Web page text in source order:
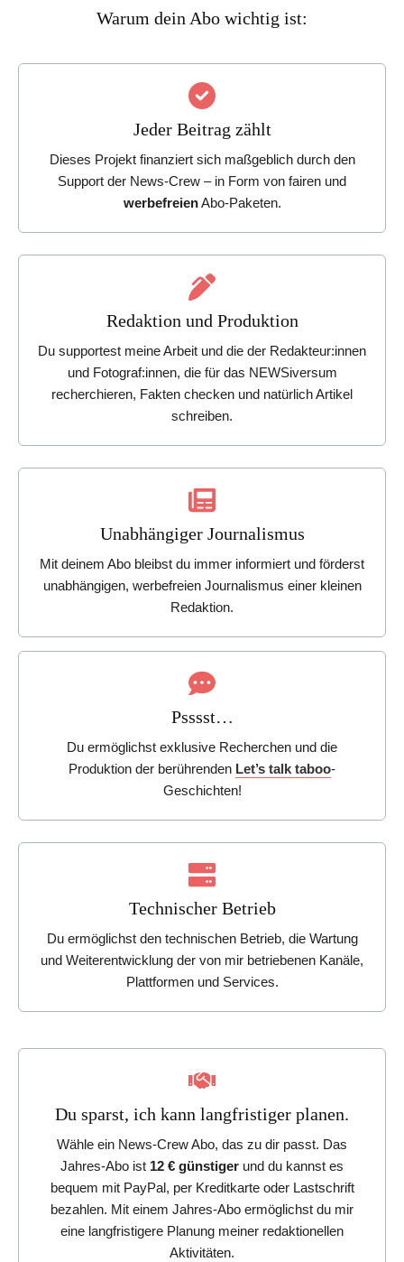
Warum dein Abo wichtig ist:
Jeder Beitrag zählt
Dieses Projekt finanziert sich maßgeblich durch den
Support der News-Crew – in Form von fairen und
werbefreienAbo-Paketen.
Redaktion und Produktion
Du supportest meine Arbeit und die der Redakteur:innen
und Fotograf:innen, die für das NEWSiversum
recherchieren, Fakten checken und natürlich Artikel
schreiben.
Unabhängiger Journalismus
Mit deinem Abo bleibst du immer informiert und förderst
unabhängigen, werbefreien Journalismus einer kleinen
Redaktion.
Psssst…
Du ermöglichst exklusive Recherchen und die
Produktion der berührenden Let’s talk taboo-
Geschichten!
Technischer Betrieb
Du ermöglichst den technischen Betrieb, die Wartung
und Weiterentwicklung der von mir betriebenen Kanäle,
Plattformen und Services.
Du sparst, ich kann langfristiger planen.
Wähle ein News-Crew Abo, das zu dir passt. Das
Jahres-Abo ist 12 € günstiger und du kannst es
bequem mit PayPal, per Kreditkarte oder Lastschrift
bezahlen. Mit einem Jahres-Abo ermöglichst du mir
eine langfristigere Planung meiner redaktionellen
Aktivitäten.